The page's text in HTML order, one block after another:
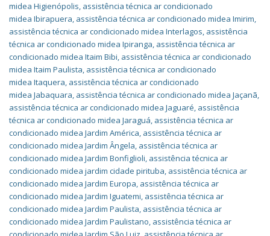
midea Higienópolis, assistência técnica ar condicionado
midea Ibirapuera, assistência técnica ar condicionado midea Imirim,
assistência técnica ar condicionado midea Interlagos, assistência
técnica ar condicionado midea Ipiranga, assistência técnica ar
condicionado midea Itaim Bibi, assistência técnica ar condicionado
midea Itaim Paulista, assistência técnica ar condicionado
midea Itaquera, assistência técnica ar condicionado
midea Jabaquara, assistência técnica ar condicionado midea Jaçanã,
assistência técnica ar condicionado midea Jaguaré, assistência
técnica ar condicionado midea Jaraguá, assistência técnica ar
condicionado midea Jardim América, assistência técnica ar
condicionado midea Jardim Ângela, assistência técnica ar
condicionado midea Jardim Bonfiglioli, assistência técnica ar
condicionado midea jardim cidade pirituba, assistência técnica ar
condicionado midea Jardim Europa, assistência técnica ar
condicionado midea Jardim Iguatemi, assistência técnica ar
condicionado midea Jardim Paulista, assistência técnica ar
condicionado midea Jardim Paulistano, assistência técnica ar